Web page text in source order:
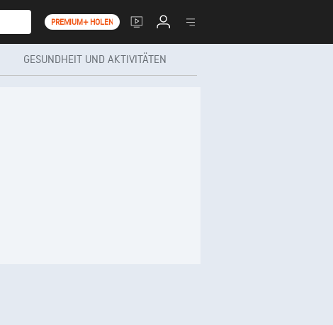
PREMIUM+ HOLEN
GESUNDHEIT UND AKTIVITÄTEN